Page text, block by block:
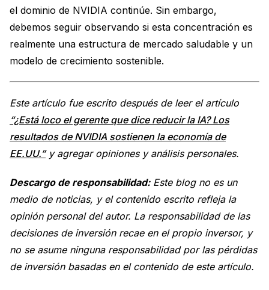
el dominio de NVIDIA continúe. Sin embargo,
debemos seguir observando si esta concentración es
realmente una estructura de mercado saludable y un
modelo de crecimiento sostenible.
Este artículo fue escrito después de leer el artículo
“¿Está loco el gerente que dice reducir la IA? Los
resultados de NVIDIA sostienen la economía de
EE.UU.”y agregar opiniones y análisis personales.
Descargo de responsabilidad:Este blog no es un
medio de noticias, y el contenido escrito refleja la
opinión personal del autor. La responsabilidad de las
decisiones de inversión recae en el propio inversor, y
no se asume ninguna responsabilidad por las pérdidas
de inversión basadas en el contenido de este artículo.